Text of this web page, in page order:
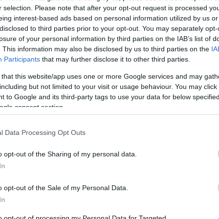
selection. Please note that after your opt-out request is processed
interest-based ads based on personal information utilized by us
to third parties prior to your opt-out. You may separately
of your personal information by third parties on the IAB’s list of
This information may also be disclosed by us to third parties on the
Participants that may further disclose it to other third parties.
that this website/app uses one or more Google services and may
but not limited to your visit or usage behaviour. You may
to Google and its third-party tags to use your data for below
consent section.
Data Processing Opt Outs
opt-out of the Sharing of my personal data.
opt-out of the Sale of my Personal Data.
«Θα χρειαστεί χρόνος για να συγκεντρώσουμε
πάνω από τον στόχο έχουν παρέλθει».
κυμαίνονται οι χρεώσεις
συναλλαγής
εφαρμοστεί και υπό ποιες προϋποθέσεις
Lykavitos.gr στο Google News